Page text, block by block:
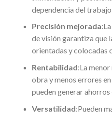
dependencia del trabajo
Precisión mejorada
de visión garantiza que
orientadas y colocadas
Rentabilidad:La
obra y menos errores
pueden generar
Versatilidad:Pueden